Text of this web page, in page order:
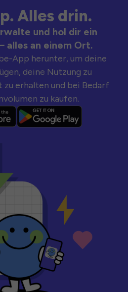
Alles drin.
und hol dir ein
alles an einem Ort.
App herunter, um deine
deine Nutzung zu
erhalten und bei Bedarf
zu kaufen.